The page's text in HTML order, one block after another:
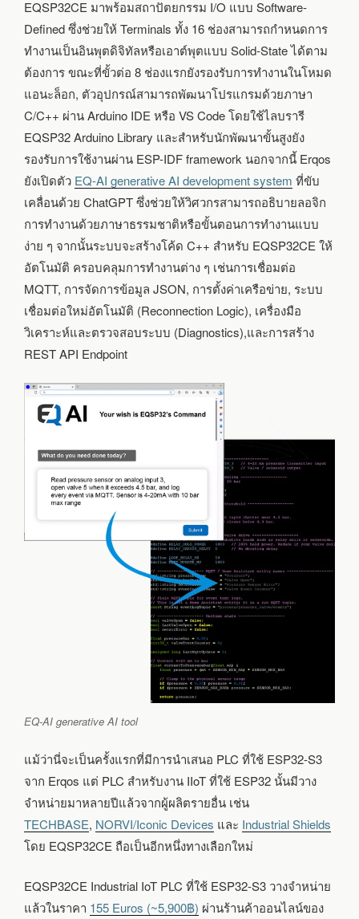
EQSP32CE มาพร้อมสถาปัตยกรรม I/O แบบ Software-
Defined ซึ่งช่วยให้ Terminals ทั้ง 16 ช่องสามารถกำหนดการ
ทำงานเป็นอินพุตดิจิทัลหรือเอาต์พุตแบบ Solid-State ได้ตาม
ต้องการ ขณะที่ขั้วต่อ 8 ช่องแรกยังรองรับการทำงานในโหมด
แอนะล็อก, ตัวอุปกรณ์สามารถพัฒนาโปรแกรมด้วยภาษา
C/C++ ผ่าน Arduino IDE หรือ VS Code โดยใช้ไลบรารี
EQSP32 Arduino Library และสำหรับนักพัฒนาขั้นสูงยัง
รองรับการใช้งานผ่าน ESP-IDF framework นอกจากนี้ Erqos
ยังเปิดตัว EQ-AI generative AI development system ที่ขับ
เคลื่อนด้วย ChatGPT ซึ่งช่วยให้วิศวกรสามารถอธิบายลอจิก
การทำงานด้วยภาษาธรรมชาติหรือขั้นตอนการทำงานแบบ
ง่าย ๆ จากนั้นระบบจะสร้างโค้ด C++ สำหรับ EQSP32CE ให้
อัตโนมัติ ครอบคลุมการทำงานต่าง ๆ เช่นการเชื่อมต่อ
MQTT, การจัดการข้อมูล JSON, การตั้งค่าเครือข่าย, ระบบ
เชื่อมต่อใหม่อัตโนมัติ (Reconnection Logic), เครื่องมือ
วิเคราะห์และตรวจสอบระบบ (Diagnostics),และการสร้าง
REST API Endpoint
EQ-AI generative AI tool
แม้ว่านี่จะเป็นครั้งแรกที่มีการนำเสนอ PLC ที่ใช้ ESP32-S3
จาก Erqos แต่ PLC สำหรับงาน IIoT ที่ใช้ ESP32 นั้นมีวาง
จำหน่ายมาหลายปีแล้วจากผู้ผลิตรายอื่น เช่น
TECHBASE, NORVI/Iconic Devices และ Industrial Shields
โดย EQSP32CE ถือเป็นอีกหนึ่งทางเลือกใหม่
EQSP32CE Industrial IoT PLC ที่ใช้ ESP32-S3 วางจำหน่าย
แล้วในราคา 155 Euros (~5,900฿) ผ่านร้านค้าออนไลน์ของ